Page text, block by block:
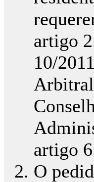
artigo
10/
artigo
O